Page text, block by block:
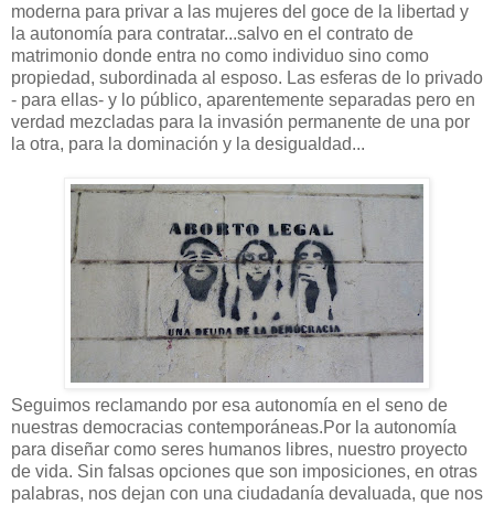
moderna para privar a las mujeres del goce de la libertad y
la autonomía para contratar...salvo en el contrato de
matrimonio donde entra no como individuo sino como
propiedad, subordinada al esposo. Las esferas de lo privado
- para ellas- y lo público, aparentemente separadas pero en
verdad mezcladas para la invasión permanente de una por
la otra, para la dominación y la desigualdad...
Seguimos reclamando por esa autonomía en el seno de
nuestras democracias contemporáneas.Por la autonomía
para diseñar como seres humanos libres, nuestro proyecto
de vida. Sin falsas opciones que son imposiciones, en otras
palabras, nos dejan con una ciudadanía devaluada, que nos